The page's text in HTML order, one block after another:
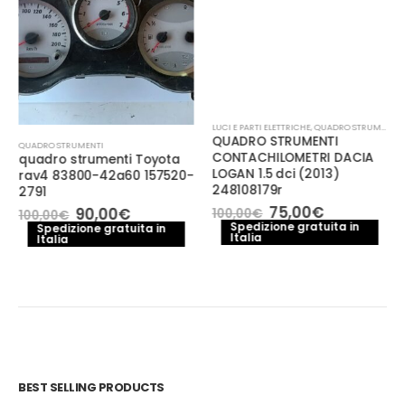
QUADRO STRUMENTI
quadro strumenti Toyota
rav4 83800-42a60 157520-
2791
100,00€ Il
prezzo
originale
90,00€Il
prezzo
attuale
Spedizione gratuita in
Italia
LUCI E PARTI ELETTRICHE,QUADRO STRUMENTI
QUADRO STRUMENTI
CONTACHILOMETRI DACIA
LOGAN 1.5 dci (2013)
248108179r
100,00€ Il
prezzo
originale
75,00€Il
prezzo
attuale
Spedizione gratuita in
Italia
BEST SELLING PRODUCTS